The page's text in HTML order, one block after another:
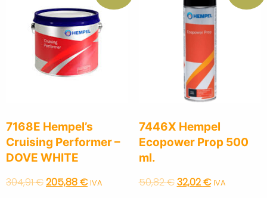
7168E Hempel’s
Cruising Performer –
DOVE WHITE
304,91€Original
205,88€Current
IVA
7446X Hempel
Ecopower Prop 500
ml.
50,82€Original
32,02€Current
IVA